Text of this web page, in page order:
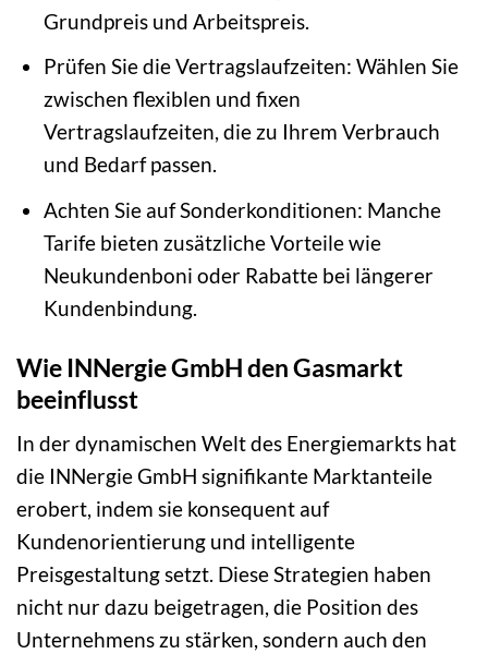
Grundpreis und Arbeitspreis.
Prüfen Sie die Vertragslaufzeiten: Wählen Sie
zwischen flexiblen und fixen
Vertragslaufzeiten, die zu Ihrem Verbrauch
und Bedarf passen.
Achten Sie auf Sonderkonditionen: Manche
Tarife bieten zusätzliche Vorteile wie
Neukundenboni oder Rabatte bei längerer
Kundenbindung.
Wie INNergie GmbH den Gasmarkt
beeinflusst
In der dynamischen Welt des Energiemarkts hat
die INNergie GmbH signifikante Marktanteile
erobert, indem sie konsequent auf
Kundenorientierung und intelligente
Preisgestaltung setzt. Diese Strategien haben
nicht nur dazu beigetragen, die Position des
Unternehmens zu stärken, sondern auch den